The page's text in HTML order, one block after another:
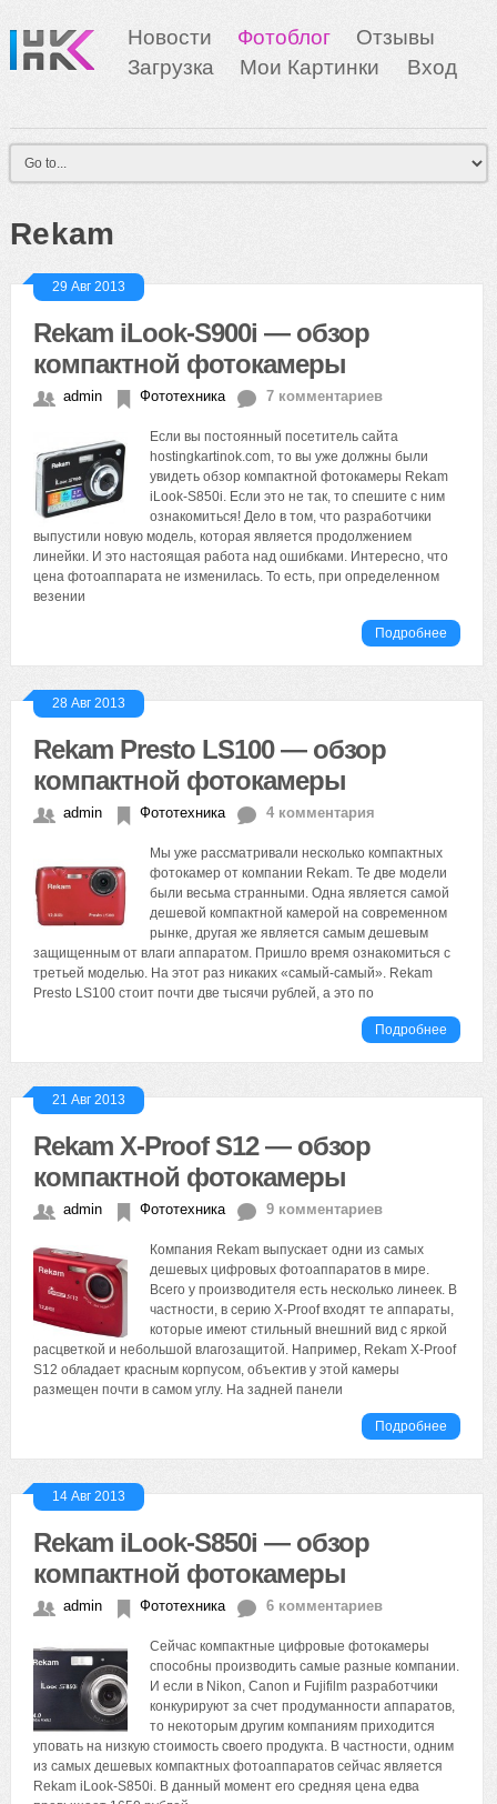
Новости Фотоблог
Отзывы
Загрузка
Мои Картинки Вход
Rekam
29 Авг 2013
Rekam iLook-S900i — обзор
компактной фотокамеры
admin Фототехника 7 комментариев
Если вы постоянный посетитель сайта
hostingkartinok.com, то вы уже должны были
увидеть обзор компактной фотокамеры Rekam
iLook-S850i. Если это не так, то спешите с ним
ознакомиться! Дело в том, что разработчики
выпустили новую модель, которая является продолжением
линейки. И это настоящая работа над ошибками. Интересно, что
цена фотоаппарата не изменилась. То есть, при определенном
везении
Подробнее
28 Авг 2013
Rekam Presto LS100 — обзор
компактной фотокамеры
admin Фототехника 4 комментария
Мы уже рассматривали несколько компактных
фотокамер от компании Rekam. Те две модели
были весьма странными. Одна является самой
дешевой компактной камерой на современном
рынке, другая же является самым дешевым
защищенным от влаги аппаратом. Пришло время ознакомиться с
третьей моделью. На этот раз никаких «самый-самый». Rekam
Presto LS100 стоит почти две тысячи рублей, а это по
Подробнее
21 Авг 2013
Rekam X-Proof S12 — обзор
компактной фотокамеры
admin Фототехника 9 комментариев
Компания Rekam выпускает одни из самых
дешевых цифровых фотоаппаратов в мире.
Всего у производителя есть несколько линеек. В
частности, в серию X-Proof входят те аппараты,
которые имеют стильный внешний вид с яркой
расцветкой и небольшой влагозащитой. Например, Rekam X-Proof
S12 обладает красным корпусом, объектив у этой камеры
размещен почти в самом углу. На задней панели
Подробнее
14 Авг 2013
Rekam iLook-S850i — обзор
компактной фотокамеры
admin Фототехника 6 комментариев
Сейчас компактные цифровые фотокамеры
способны производить самые разные компании.
И если в Nikon, Canon и Fujifilm разработчики
конкурируют за счет продуманности аппаратов,
то некоторым другим компаниям приходится
уповать на низкую стоимость своего продукта. В частности, одним
из самых дешевых компактных фотоаппаратов сейчас является
Rekam iLook-S850i. В данный момент его средняя цена едва